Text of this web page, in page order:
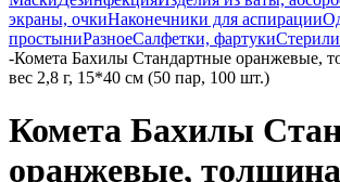
экраны, очкиНаконечники для аспирации
простыниРазноеСалфетки, фартуки
-Комета Бахилы Стандартные оранжевые,
вес 2,8 г, 15*40 см (50 пар, 100 шт.)
Комета Бахилы
оранжевые,